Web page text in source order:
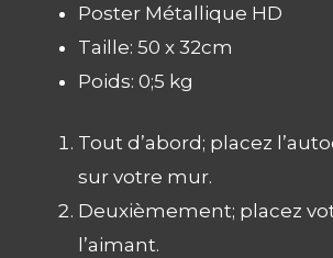
Poster Métallique HD
Taille: 50 x 32cm
Poids: 0;5 kg
Tout d’abord; placez
sur votre mur.
Deuxièmement; placez
l’aimant.